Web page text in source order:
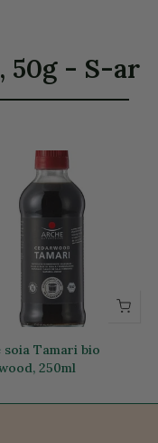
50g - S-ar
soia Tamari bio
250ml